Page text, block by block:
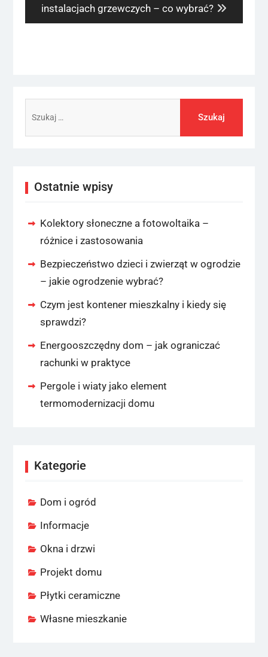
post:
instalacjach grzewczych – co wybrać?
Ostatnie wpisy
Kolektory słoneczne a fotowoltaika –
różnice i zastosowania
Bezpieczeństwo dzieci i zwierząt w ogrodzie
– jakie ogrodzenie wybrać?
Czym jest kontener mieszkalny i kiedy się
sprawdzi?
Energooszczędny dom – jak ograniczać
rachunki w praktyce
Pergole i wiaty jako element
termomodernizacji domu
Kategorie
Dom i ogród
Informacje
Okna i drzwi
Projekt domu
Płytki ceramiczne
Własne mieszkanie